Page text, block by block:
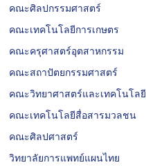
คณะศิลปกรรมศาสตร์
คณะเทคโนโลยีการเกษตร
คณะครุศาสตร์อุตสาหกรรม
คณะสถาปัตยกรรมศาสตร์
คณะวิทยาศาสตร์และเทคโนโลยี
คณะเทคโนโลยีสื่อสารมวลชน
คณะศิลปศาสตร์
วิทยาลัยการแพทย์แผนไทย